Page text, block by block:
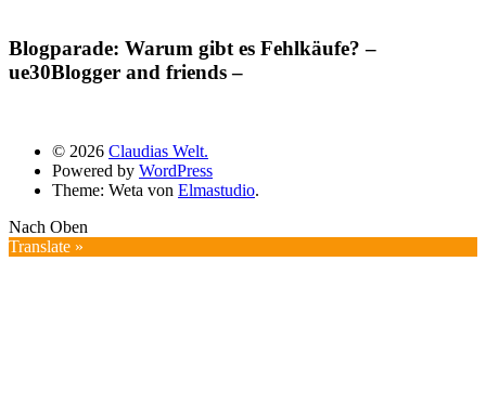
Blogparade: Warum gibt es Fehlkäufe? –
ue30Blogger and friends –
© 2026 Claudias Welt.
Powered by WordPress
Theme: Weta von Elmastudio.
Nach Oben
Translate »